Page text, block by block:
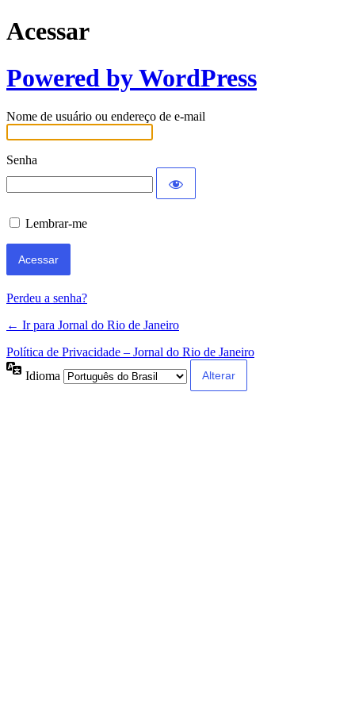
Acessar
Powered by WordPress
Nome de usuário ou endereço de e-mail
Senha
Lembrar-me
Perdeu a senha?
← Ir para Jornal do Rio de Janeiro
Política de Privacidade – Jornal do Rio de Janeiro
Idioma